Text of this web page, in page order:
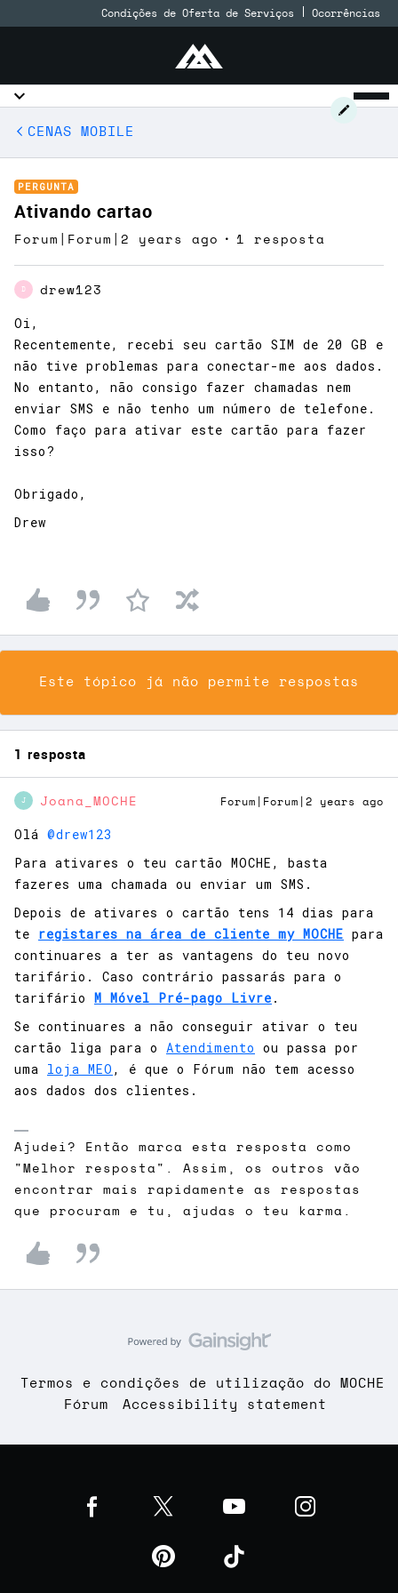
Condições de Oferta de Serviços Ocorrências
CENAS MOBILE
PERGUNTA
Ativando cartao
Forum|Forum|2 years ago 1 resposta
D drew123
Oi,
Recentemente, recebi seu cartão SIM de 20 GB e
não tive problemas para conectar-me aos dados.
No entanto, não consigo fazer chamadas nem
enviar SMS e não tenho um número de telefone.
Como faço para ativar este cartão para fazer
isso?
Obrigado,
Drew
Este tópico já não permite respostas
1 resposta
J Joana_MOCHE Forum|Forum|2 years ago
Olá @drew123
Para ativares o teu cartão MOCHE, basta
fazeres uma chamada ou enviar um SMS.
Depois de ativares o cartão tens 14 dias para
te registares na área de cliente my MOCHE para
continuares a ter as vantagens do teu novo
tarifário. Caso contrário passarás para o
tarifário M Móvel Pré-pago Livre​ .​
Se continuares a não conseguir ativar o teu
cartão liga para o Atendimento ou passa por
uma loja MEO , é que o Fórum não tem acesso
aos dados dos clientes.
Ajudei? Então marca esta resposta como
"Melhor resposta". Assim, os outros vão
encontrar mais rapidamente as respostas
que procuram e tu, ajudas o teu karma.
Termos e condições de utilização do MOCHE
Fórum
Accessibility statement